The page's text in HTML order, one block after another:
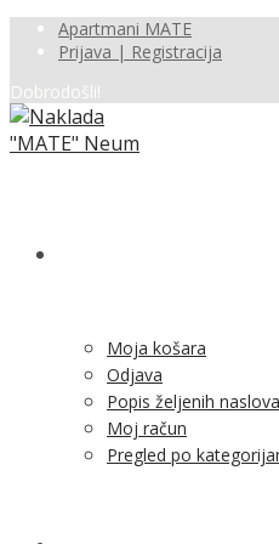
Apartmani MATE
Prijava | Registracija
Dobrodošli!
Moja košara
Odjava
Popis željenih naslova
Moj račun
Pregled po